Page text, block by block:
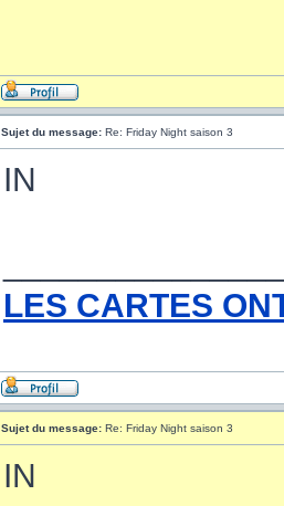
Sujet du message: Re: Friday Night saison 3
IN
LES CARTES
Sujet du message: Re: Friday Night saison 3
IN